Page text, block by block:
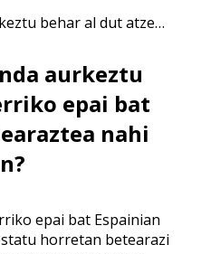
aitortzea eta betearaztea nahi dudan bakoitzean?
aurkeztu
epai bat
nahi
epai bat Espainian
horretan betearazi